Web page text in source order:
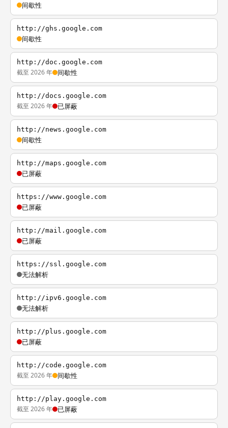
间歇性
http://ghs.google.com
间歇性
http://doc.google.com
截至 2026 年 间歇性
http://docs.google.com
截至 2026 年 已屏蔽
http://news.google.com
间歇性
http://maps.google.com
已屏蔽
https://www.google.com
已屏蔽
http://mail.google.com
已屏蔽
https://ssl.google.com
无法解析
http://ipv6.google.com
无法解析
http://plus.google.com
已屏蔽
http://code.google.com
截至 2026 年 间歇性
http://play.google.com
截至 2026 年 已屏蔽